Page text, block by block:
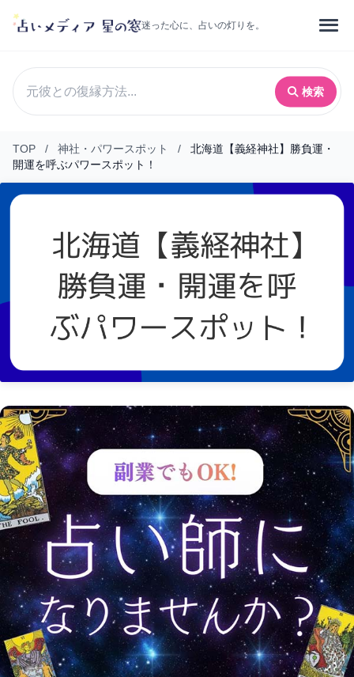
迷った心に、占いの灯りを。
検索
TOP / 神社・パワースポット /
北海道【義経神社】勝負運・
開運を呼ぶパワースポット！